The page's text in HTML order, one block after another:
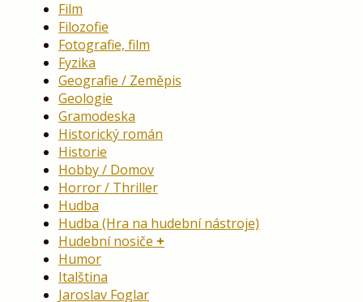
Film
Filozofie
Fotografie, film
Fyzika
Geografie / Zeměpis
Geologie
Gramodeska
Historický román
Historie
Hobby / Domov
Horror / Thriller
Hudba
Hudba (Hra na hudební nástroje)
Hudební nosiče
Humor
Italština
Jaroslav Foglar